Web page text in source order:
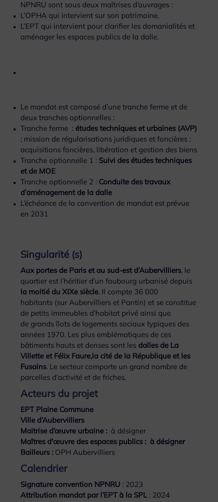
NPNRU sont sous deux maîtrises d’ouvrages :
L’OPHA qui intervient sur son patrimoine.
L’EPT qui intervient pour clarifier les domanialités et
aménager les espaces publics de la dalle.
Le mandat est composé d’une tranche ferme et de
deux tranches optionnelles :
Tranche ferme : études techniques et urbaines (AVP)
; mission de régularisations juridiques et foncières ;
acquisitions foncières, libération et gestion des biens
Tranche optionnelle 1 : Suivi des études techniques
et de MOE
Tranche optionnelle 2 : Conduite des travaux
d’aménagement de la dalle
L’échéance de la convention de mandat est prévue
en 2031
Singularité (s)
Aux portes de Paris et au sud-est d’Aubervilliers, le
quartier est l’héritier d’un faubourg urbanisé depuis
la moitié du XIXe siècle. Il compte 36 000
habitants (sur Aubervilliers et Pantin) et se constitue
de petits immeubles d’habitat privé ainsi que
de grands îlots de logements sociaux typiques des
années 1970. Les plus emblématiques de ces
bâtiments hauts et denses sont les dalles de La
Villette et Félix Faure,la cité de la République et les
Fusains. Le secteur comporte un grand nombre de
parcelles d’activité et de friches.
Acteurs du projet
EPT Plaine Commune
Ville d’Aubervilliers
Maitrise d’œuvre urbaine :à désigner
Maîtres d'œuvre des espaces publics : à désigner
Bailleurs : OPH Aubervilliers
Calendrier
Signature convention NPNRU: 2023
Attribution mandat par l’EPT à la SPL: 2024